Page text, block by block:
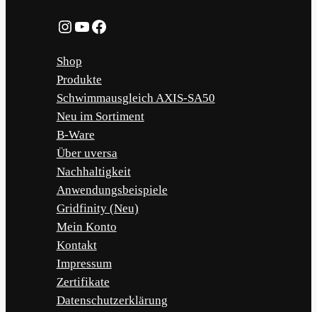
Instagram
YouTube
Facebook
Shop
Produkte
Schwimmausgleich AXIS-SA50
Neu im Sortiment
B-Ware
Über uversa
Nachhaltigkeit
Anwendungsbeispiele
Gridfinity (Neu)
Mein Konto
Kontakt
Impressum
Zertifikate
Datenschutzerklärung